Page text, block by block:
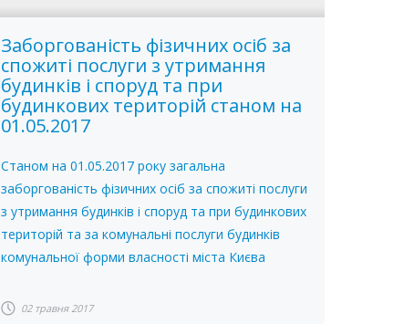
Заборгованість фізичних осіб за
спожиті послуги з утримання
будинків і споруд та при
будинкових територій станом на
01.05.2017
Станом на 01.05.2017 року загальна
заборгованість фізичних осіб за спожиті послуги
з утримання будинків і споруд та при будинкових
територій та за комунальні послуги будинків
комунальної форми власності міста Києва
02 травня 2017